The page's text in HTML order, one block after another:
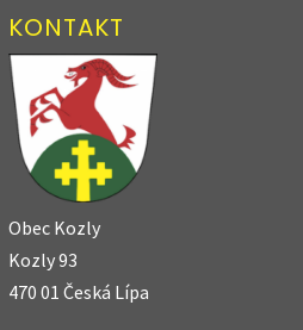
KONTAKT
Obec Kozly
Kozly 93
470 01 Česká Lípa